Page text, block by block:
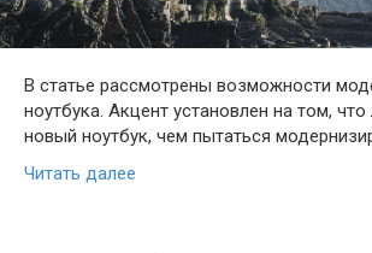
В статье рассмотрены возможности
ноутбука. Акцент установлен на том, что
новый ноутбук, чем пытаться
Читать далее